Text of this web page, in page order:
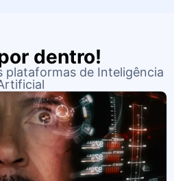
dentro!
plataformas de Inteligência